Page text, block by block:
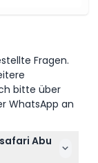
Fragen.
bitte über
WhatsApp an
Abu